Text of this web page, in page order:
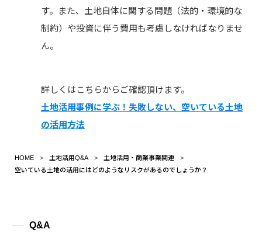
す。また、土地自体に関する問題（法的・環境的な
制約）や投資に伴う費用も考慮しなければなりませ
ん。
詳しくはこちらからご確認頂けます。
土地活用事例に学ぶ！失敗しない、空いている土地
の活用方法
HOME 土地活用Q&A
土地活用・商業事業関連
空いている土地の活用にはどのようなリスクがあるのでしょうか？
Q&A